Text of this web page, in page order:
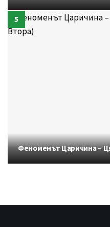
Феноменът Царичина –